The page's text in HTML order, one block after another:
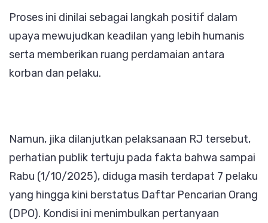
Proses ini dinilai sebagai langkah positif dalam
upaya mewujudkan keadilan yang lebih humanis
serta memberikan ruang perdamaian antara
korban dan pelaku.
Namun, jika dilanjutkan pelaksanaan RJ tersebut,
perhatian publik tertuju pada fakta bahwa sampai
Rabu (1/10/2025), diduga masih terdapat 7 pelaku
yang hingga kini berstatus Daftar Pencarian Orang
(DPO). Kondisi ini menimbulkan pertanyaan